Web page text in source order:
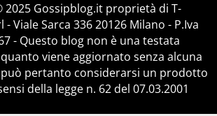
2025 Gossipblog.it proprietà di T-
- Viale Sarca 336 20126 Milano - P.Iva
- Questo blog non è una testata
viene aggiornato senza alcuna
pertanto considerarsi un prodotto
della legge n. 62 del 07.03.2001